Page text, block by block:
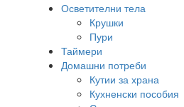
Осветителни тела
Крушки
Пури
Таймери
Домашни потреби
Кутии за храна
Кухненски пособия